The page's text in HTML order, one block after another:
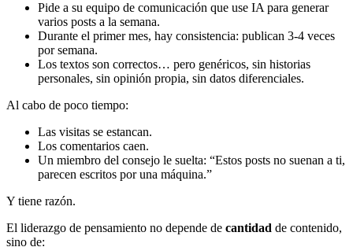
Pide a su equipo de comunicación que use IA para generar
varios posts a la semana.
Durante el primer mes, hay consistencia: publican 3-4 veces
por semana.
Los textos son correctos… pero genéricos, sin historias
personales, sin opinión propia, sin datos diferenciales.
Al cabo de poco tiempo:
Las visitas se estancan.
Los comentarios caen.
Un miembro del consejo le suelta: “Estos posts no suenan a ti,
parecen escritos por una máquina.”
Y tiene razón.
El liderazgo de pensamiento no depende de cantidad de contenido,
sino de: